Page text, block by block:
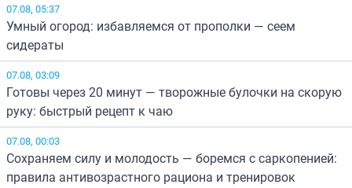
07.08, 05:37
Умный огород: избавляемся от прополки — сеем
сидераты
07.08, 03:09
Готовы через 20 минут — творожные булочки на скорую
руку: быстрый рецепт к чаю
07.08, 00:03
Сохраняем силу и молодость — боремся с саркопенией:
правила антивозрастного рациона и тренировок